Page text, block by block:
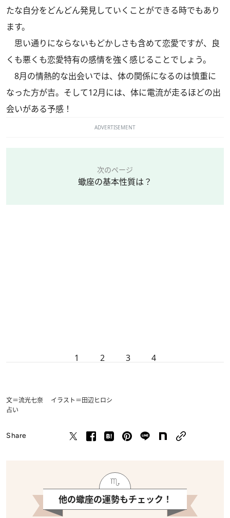
たな自分をどんどん発見していくことができる時でもあり
ます。
思い通りにならないもどかしさも含めて恋愛ですが、良
くも悪くも恋愛特有の感情を強く感じることでしょう。
8月の情熱的な出会いでは、体の関係になるのは慎重に
なった方が吉。そして12月には、体に電流が走るほどの出
会いがある予感！
ADVERTISEMENT
次のページ
蠍座の基本性質は？
1 2 3 4
文＝流光七奈 イラスト＝田辺ヒロシ
占い
Share
他の蠍座の運勢もチェック！